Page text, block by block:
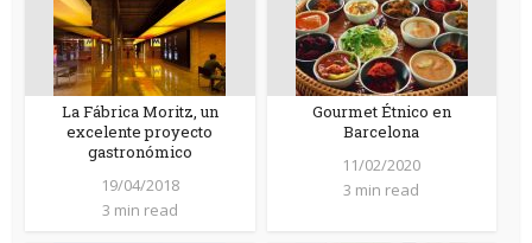
La Fábrica Moritz, un
excelente proyecto
gastronómico
19/04/2018
3 min read
Gourmet Étnico en
Barcelona
11/02/2020
3 min read